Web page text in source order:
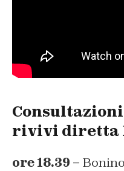
Consultazioni
rivivi diretta
ore 18.39 –